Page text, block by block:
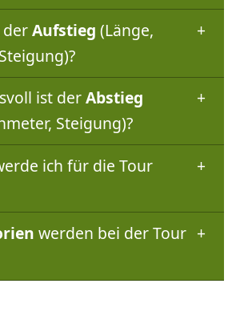
derAufstieg (Länge,
ist derAbstieg
Steigung)?
ich für die Tour
werden bei der Tour